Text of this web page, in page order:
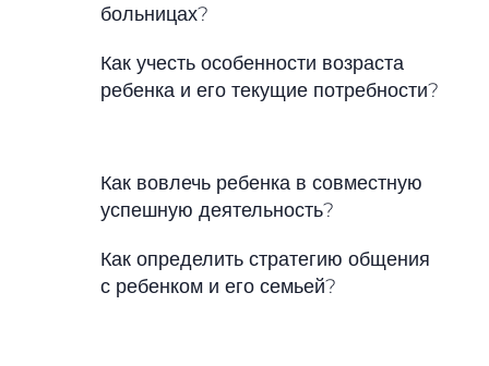
больницах?
Как учесть особенности возраста
ребенка и его текущие потребности?
Как вовлечь ребенка в совместную
успешную деятельность?
Как определить стратегию общения
с ребенком и его семьей?